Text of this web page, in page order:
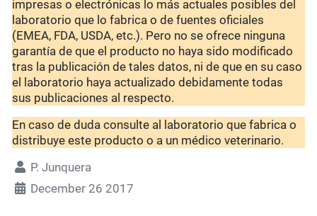
impresas o electrónicas lo más actuales posibles del
laboratorio que lo fabrica o de fuentes oficiales
(EMEA, FDA, USDA, etc.). Pero no se ofrece ninguna
garantía de que el producto no haya sido modificado
tras la publicación de tales datos, ni de que en su caso
el laboratorio haya actualizado debidamente todas
sus publicaciones al respecto.
En caso de duda consulte al laboratorio que fabrica o
distribuye este producto o a un médico veterinario.
P. Junquera
December 26 2017